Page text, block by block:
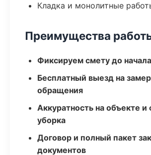
Кладка и монолитные
Преимущества
Фиксируем смету до
Бесплатный выезд на
обращения
Аккуратность на объекте и
уборка
Договор и полный пакет
документов